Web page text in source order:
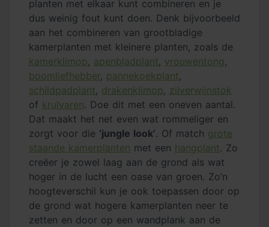
planten met elkaar kunt combineren en je
dus weinig fout kunt doen. Denk bijvoorbeeld
aan het combineren van grootbladige
kamerplanten met kleinere planten, zoals de
kamerklimop, apenbladplant, vrouwentong ,
boomliefhebber, pannekoekplant,
schildpadplant, drakenklimop, zilverwijnstok
of krulvaren. Doe dit met een oneven aantal.
Dat maakt het net even wat rommeliger en
zorgt voor die ‘jungle look’. Of match grote
staande kamerplanten met een hangplant. Zo
creëer je zowel laag aan de grond als wat
hoger in de lucht een oase van groen. Zo’n
hoogteverschil kun je ook toepassen door op
de grond wat hogere kamerplanten neer te
zetten en door op een wandplank aan de